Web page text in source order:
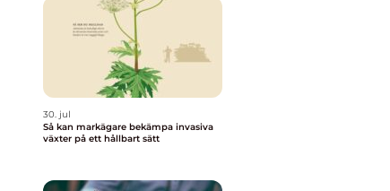
30. jul
Så kan markägare bekämpa invasiva
växter på ett hållbart sätt